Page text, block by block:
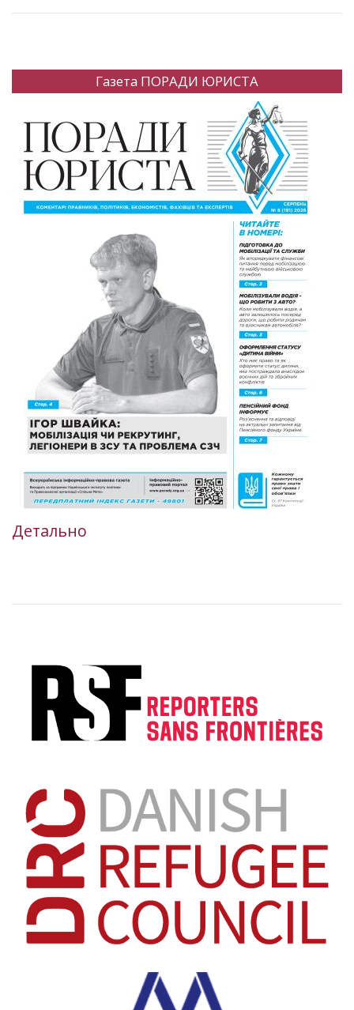
Газета ПОРАДИ ЮРИСТА
Детально